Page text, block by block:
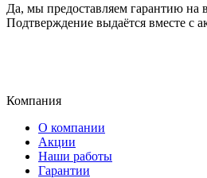
Да, мы предоставляем гарантию на
Подтверждение выдаётся вместе с
Компания
О компании
Акции
Наши работы
Гарантии